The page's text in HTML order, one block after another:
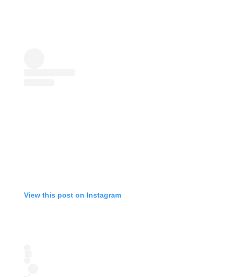
View this post on Instagram